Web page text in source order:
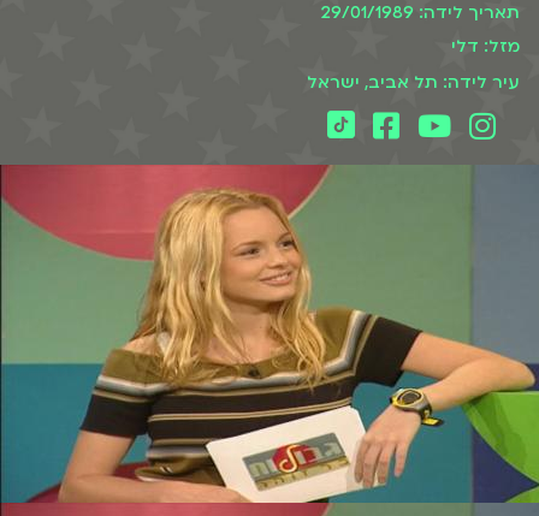
תאריך לידה: 29/01/1989
מזל: דלי
עיר לידה: תל אביב, ישראל